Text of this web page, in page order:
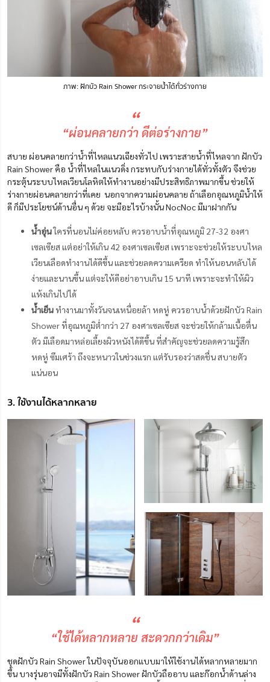
ภาพ: ฝักบัว Rain Shower กระจายน้ำได้ทั่วร่างกาย
“
“ผ่อนคลายกว่า ดีต่อร่างกาย”
สบาย ผ่อนคลายกว่าน้ำที่ไหลแนวเฉียงทั่วไป เพราะสายน้ำที่ไหลจาก ฝักบัว
Rain Shower คือ น้ำที่ไหลในแนวดิ่ง กระทบกับร่างกายได้ทั่วทั้งตัว จึงช่วย
กระตุ้นระบบไหลเวียนโลหิตให้ทำงานอย่างมีประสิทธิภาพมากขึ้น ช่วยให้
ร่างกายผ่อนคลายกว่าที่เคย นอกจากความผ่อนคลาย ถ้าเลือกอุณหภูมิน้ำให้
ดี ก็มีประโยชน์ด้านอื่น ๆ ด้วย จะมีอะไรบ้างนั้น NocNoc มีมาฝากกัน
น้ำอุ่นใครที่นอนไม่ค่อยหลับ ควรอาบน้ำที่อุณหภูมิ 27-32 องศา
เซลเซียส แต่อย่าให้เกิน 42 องศาเซลเซียส เพราะจะช่วยให้ระบบไหล
เวียนเลือดทำงานได้ดีขึ้น และช่วยลดความเครียด ทำให้นอนหลับได้
ง่ายและนานขึ้น แต่จะให้ดีอย่าอาบเกิน 15 นาที เพราะจะทำให้ผิว
แห้งเกินไปได้
น้ำเย็น ทำงานมาทั้งวันจนเหนื่อยล้า หดหู่ ควรอาบน้ำด้วยฝักบัว Rain
Shower ที่อุณหภูมิต่ำกว่า 27 องศาเซลเซียส จะช่วยให้กล้ามเนื้อตื่น
ตัว มีเลือดมาหล่อเลี้ยงผิวหนังได้ดีขึ้น ที่สำคัญจะช่วยลดความรู้สึก
หดหู่ ซึมเศร้า ถึงจะหนาวในช่วงแรก แต่รับรองว่าสดชื่น สบายตัว
แน่นอน
3. ใช้งานได้หลากหลาย
“
“ใช้ได้หลากหลาย สะดวกกว่าเดิม”
ชุดฝักบัว Rain Showerในปัจจุบันออกแบบมาให้ใช้งานได้หลากหลายมาก
ขึ้น บางรุ่นอาจมีทั้งฝักบัว Rain Shower ฝักบัวถืออาบ และก๊อกน้ำด้านล่าง